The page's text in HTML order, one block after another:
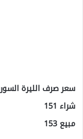
سعر صرف الليرة
شراء 151
مبيع 153